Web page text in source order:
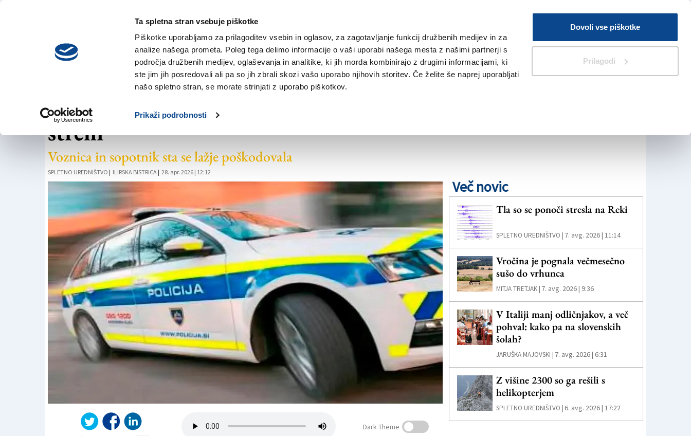
Ta spletna stran vsebuje piškotke
Piškotke uporabljamo za prilagoditev vsebin in oglasov, za zagotavljanje funkcij družbenih medijev in za
analize našega prometa. Poleg tega delimo informacije o vaši uporabi našega mesta z našimi partnerji s
področja družbenih medijev, oglaševanja in analitike, ki jih morda kombinirajo z drugimi informacijami, ki
ste jim jih posredovali ali pa so jih zbrali skozi vašo uporabo njihovih storitev. Če želite še naprej uporabljati
našo spletno stran, se morate strinjati z uporabo piškotkov.
Prikaži podrobnosti
Dovoli vse piškotke
Prilagodi
petek,
7. avgusta 2026
V Kioskih
Iskanje
NOVICE TRŽAŠKA GORIŠKA KULTURA ŠPORT ŠE
Zapeljala v obcestni jarek in pristala na
strehi
Voznica in sopotnik sta se lažje poškodovala
SPLETNO UREDNIŠTVO | ILIRSKA BISTRICA | 28. apr. 2026 | 12:12
Dark Theme
Več novic
Tla so se ponoči stresla na Reki
SPLETNO UREDNIŠTVO | 7. avg. 2026 | 11:14
Vročina je pognala večmesečno
sušo do vrhunca
MITJA TRETJAK | 7. avg. 2026 | 9:36
V Italiji manj odličnjakov, a več
pohval: kako pa na slovenskih
šolah?
JARUŠKA MAJOVSKI | 7. avg. 2026 | 6:31
Z višine 2300 so ga rešili s
helikopterjem
SPLETNO UREDNIŠTVO | 6. avg. 2026 | 17:22